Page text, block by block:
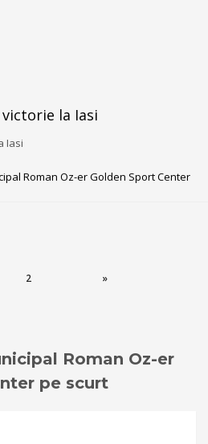
la Iasi
Iasi
Roman Oz-er Golden Sport Center
2 »
Roman Oz-er
pe scurt